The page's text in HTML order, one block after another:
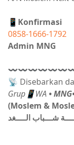
📱Konfirmasi
0858-1666-1792
Admin MNG
〰〰〰〰〰〰
📡 Disebarkan
Grup📱WA •
(Moslem &
شـــباب الــــغد